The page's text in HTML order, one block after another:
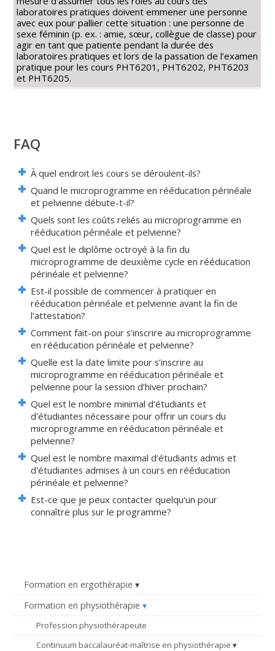
Formation en ergothérapie
Formation en physiothérapie
Profession physiothérapeute
Continuum baccalauréat-maîtrise en physiothérapie
laboratoires pratiques doivent emmener une personne
avec eux pour pallier cette situation : une personne de
sexe féminin (p. ex. : amie, sœur, collègue de classe) pour
agir en tant que patiente pendant la durée des
laboratoires pratiques et lors de la passation de l’examen
pratique pour les cours PHT6201, PHT6202, PHT6203
et PHT6205.
FAQ
À quel endroit les cours se déroulent-ils?
Quand le microprogramme en rééducation périnéale
et pelvienne débute-t-il?
Quels sont les coûts reliés au microprogramme en
rééducation périnéale et pelvienne?
Quel est le diplôme octroyé à la fin du
microprogramme de deuxième cycle en rééducation
périnéale et pelvienne?
Est-il possible de commencer à pratiquer en
rééducation périnéale et pelvienne avant la fin de
l’attestation?
Comment fait-on pour s’inscrire au microprogramme
en rééducation périnéale et pelvienne?
Quelle est la date limite pour s’inscrire au
microprogramme en rééducation périnéale et
pelvienne pour la session d’hiver prochain?
Quel est le nombre minimal d’étudiants et
d'étudiantes nécessaire pour offrir un cours du
microprogramme en rééducation périnéale et
pelvienne?
Quel est le nombre maximal d’étudiants admis et
d'étudiantes admises à un cours en rééducation
périnéale et pelvienne?
Est-ce que je peux contacter quelqu'un pour
connaître plus sur le programme?